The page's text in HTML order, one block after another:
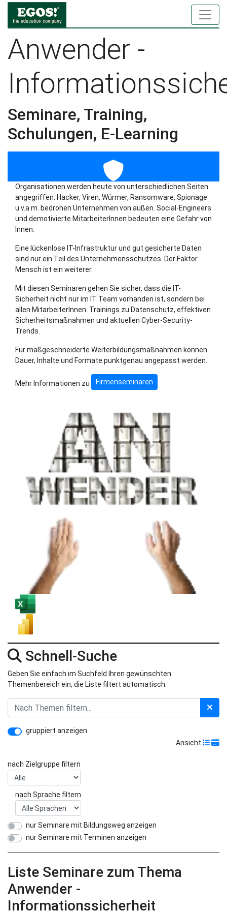
Anwender -
Seminare, Training,
Schulungen, E-Learning
Organisationen werden heute von unterschiedlichen Seiten
angegriffen. Hacker, Viren, Würmer, Ransomware, Spionage
u.v.a.m. bedrohen Unternehmen von außen. Social-Engineers
und demotivierte MitarbeiterInnen bedeuten eine Gefahr von
Innen.
Eine lückenlose IT-Infrastruktur und gut gesicherte Daten
sind nur ein Teil des Unternehmensschutzes. Der Faktor
Mensch ist ein weiterer.
Mit diesen Seminaren gehen Sie sicher, dass die IT-
Sicherheit nicht nur im IT Team vorhanden ist, sondern bei
allen MitarbeiterInnen. Trainings zu Datenschutz, effektiven
Sicherheitsmaßnahmen und aktuellen Cyber-Security-
Trends.
Für maßgeschneiderte Weiterbildungsmaßnahmen können
Dauer, Inhalte und Formate punktgenau angepasst werden.
Mehr Informationen zu Firmenseminaren
Schnell-Suche
Geben Sie einfach im Suchfeld Ihren gewünschten
Themenbereich ein, die Liste filtert automatisch.
gruppiert anzeigen
Ansicht
nach Zielgruppe filtern
nach Sprache filtern
nur Seminare mit Bildungsweg anzeigen
nur Seminare mit Terminen anzeigen
Liste Seminare zum Thema
Anwender -
Informationssicherheit